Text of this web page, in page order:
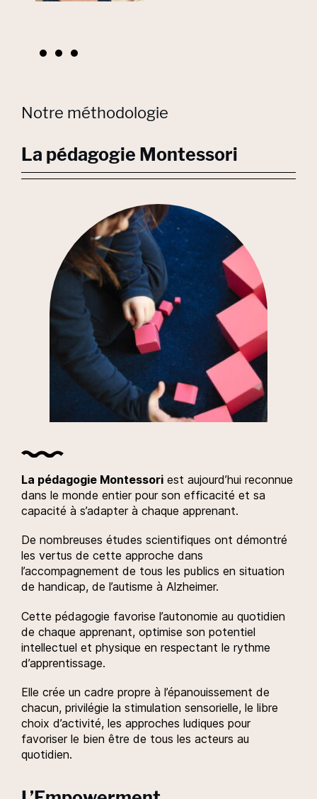
...
Notre méthodologie
La pédagogie Montessori
La pédagogie Montessori est aujourd’hui reconnue
dans le monde entier pour son efficacité et sa
capacité à s’adapter à chaque apprenant.
De nombreuses études scientifiques ont démontré
les vertus de cette approche dans
l’accompagnement de tous les publics en situation
de handicap, de l’autisme à Alzheimer.
Cette pédagogie favorise l’autonomie au quotidien
de chaque apprenant, optimise son potentiel
intellectuel et physique en respectant le rythme
d’apprentissage.
Elle crée un cadre propre à l’épanouissement de
chacun, privilégie la stimulation sensorielle, le libre
choix d’activité, les approches ludiques pour
favoriser le bien être de tous les acteurs au
quotidien.